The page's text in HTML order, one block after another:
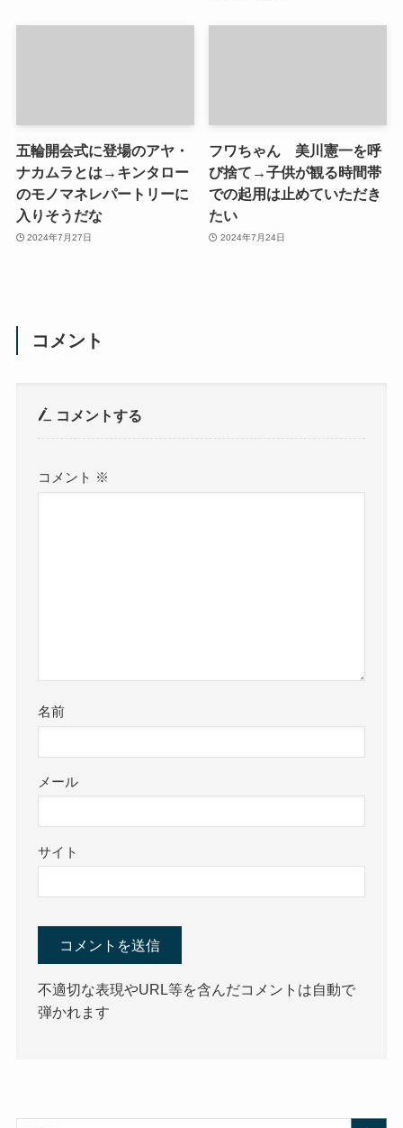
五輪開会式に登場のアヤ・
ナカムラとは→キンタロー
のモノマネレパートリーに
入りそうだな
2024年7月27日
フワちゃん 美川憲一を呼
び捨て→子供が観る時間帯
での起用は止めていただき
たい
2024年7月24日
コメント
コメントする
コメント ※
名前
メール
サイト
不適切な表現やURL等を含んだコメントは自動で
弾かれます